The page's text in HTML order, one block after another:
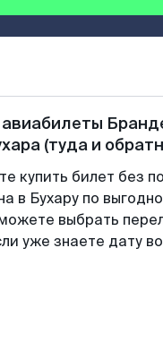
(туда и
купить билет без
в Бухару по
выбрать
уже знаете дату